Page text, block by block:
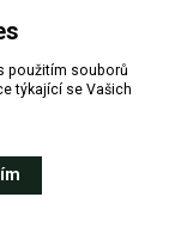
použitím souborů
týkající se Vašich